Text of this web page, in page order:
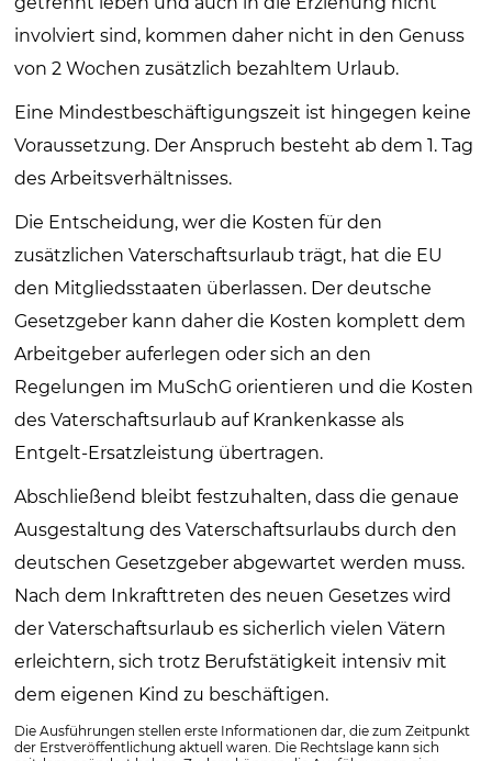
involviert sind, kommen daher nicht in den Genuss
von 2 Wochen zusätzlich bezahltem Urlaub.
Eine Mindestbeschäftigungszeit ist hingegen keine
Voraussetzung. Der Anspruch besteht ab dem 1. Tag
des Arbeitsverhältnisses.
Die Entscheidung, wer die Kosten für den
zusätzlichen Vaterschaftsurlaub trägt, hat die EU
den Mitgliedsstaaten überlassen. Der deutsche
Gesetzgeber kann daher die Kosten komplett dem
Arbeitgeber auferlegen oder sich an den
Regelungen im MuSchG orientieren und die Kosten
des Vaterschaftsurlaub auf Krankenkasse als
Entgelt-Ersatzleistung übertragen.
Abschließend bleibt festzuhalten, dass die genaue
Ausgestaltung des Vaterschaftsurlaubs durch den
deutschen Gesetzgeber abgewartet werden muss.
Nach dem Inkrafttreten des neuen Gesetzes wird
der Vaterschaftsurlaub es sicherlich vielen Vätern
erleichtern, sich trotz Berufstätigkeit intensiv mit
dem eigenen Kind zu beschäftigen.
Die Ausführungen stellen erste Informationen dar, die zum Zeitpunkt
der Erstveröffentlichung aktuell waren. Die Rechtslage kann sich